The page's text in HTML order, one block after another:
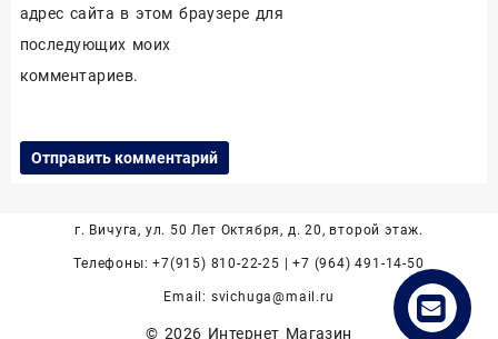
адрес сайта в этом браузере для
последующих моих
комментариев.
г. Вичуга, ул. 50 Лет Октября, д. 20, второй этаж.
Телефоны: +7(915) 810-22-25 | +7 (964) 491-14-50
Email: svichuga@mail.ru
© 2026 Интернет Магазин